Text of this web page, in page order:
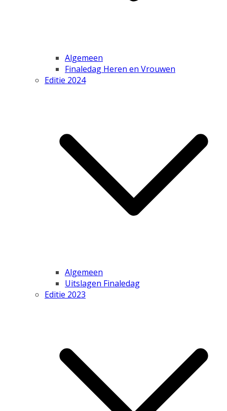
Algemeen
Finaledag Heren en Vrouwen
Editie 2024
Algemeen
Uitslagen Finaledag
Editie 2023